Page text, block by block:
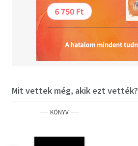
Mit vettek még, akik ezt vették?
KÖNYV